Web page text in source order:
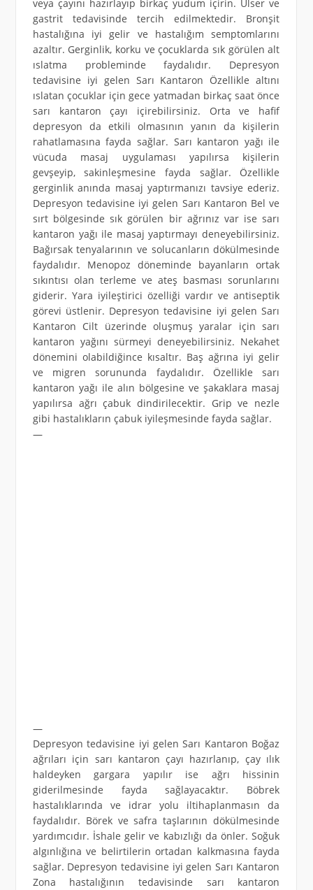
veya çayını hazırlayıp birkaç yudum içirin. Ülser ve
gastrit tedavisinde tercih edilmektedir. Bronşit
hastalığına iyi gelir ve hastalığım semptomlarını
azaltır. Gerginlik, korku ve çocuklarda sık görülen alt
ıslatma probleminde faydalıdır. Depresyon
tedavisine iyi gelen Sarı Kantaron Özellikle altını
ıslatan çocuklar için gece yatmadan birkaç saat önce
sarı kantaron çayı içirebilirsiniz. Orta ve hafif
depresyon da etkili olmasının yanın da kişilerin
rahatlamasına fayda sağlar. Sarı kantaron yağı ile
vücuda masaj uygulaması yapılırsa kişilerin
gevşeyip, sakinleşmesine fayda sağlar. Özellikle
gerginlik anında masaj yaptırmanızı tavsiye ederiz.
Depresyon tedavisine iyi gelen Sarı Kantaron Bel ve
sırt bölgesinde sık görülen bir ağrınız var ise sarı
kantaron yağı ile masaj yaptırmayı deneyebilirsiniz.
Bağırsak tenyalarının ve solucanların dökülmesinde
faydalıdır. Menopoz döneminde bayanların ortak
sıkıntısı olan terleme ve ateş basması sorunlarını
giderir. Yara iyileştirici özelliği vardır ve antiseptik
görevi üstlenir. Depresyon tedavisine iyi gelen Sarı
Kantaron Cilt üzerinde oluşmuş yaralar için sarı
kantaron yağını sürmeyi deneyebilirsiniz. Nekahet
dönemini olabildiğince kısaltır. Baş ağrına iyi gelir
ve migren sorununda faydalıdır. Özellikle sarı
kantaron yağı ile alın bölgesine ve şakaklara masaj
yapılırsa ağrı çabuk dindirilecektir. Grip ve nezle
gibi hastalıkların çabuk iyileşmesinde fayda sağlar.
—
—
Depresyon tedavisine iyi gelen Sarı Kantaron Boğaz
ağrıları için sarı kantaron çayı hazırlanıp, çay ılık
haldeyken gargara yapılır ise ağrı hissinin
giderilmesinde fayda sağlayacaktır. Böbrek
hastalıklarında ve idrar yolu iltihaplanmasın da
faydalıdır. Börek ve safra taşlarının dökülmesinde
yardımcıdır. İshale gelir ve kabızlığı da önler. Soğuk
algınlığına ve belirtilerin ortadan kalkmasına fayda
sağlar. Depresyon tedavisine iyi gelen Sarı Kantaron
Zona hastalığının tedavisinde sarı kantaron